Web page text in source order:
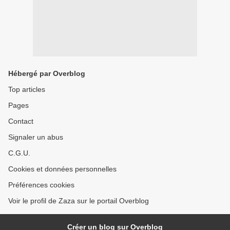
Hébergé par Overblog
Top articles
Pages
Contact
Signaler un abus
C.G.U.
Cookies et données personnelles
Préférences cookies
Voir le profil de Zaza sur le portail Overblog
Créer un blog sur Overblog